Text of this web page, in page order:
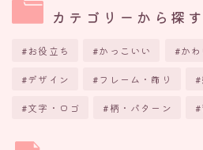
カテゴリーから探す
お役立ち かっこいい か
デザイン フレーム・飾り
文字・ロゴ 柄・パターン